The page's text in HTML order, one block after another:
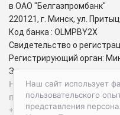
Наш сайт использует
пользовательского
представления
в ОАО "Белгазпромбанк"
220121, г. Минск, ул.
Код банка : OLMPBY2X
Свидетельство о
Регистрирующий орган:
Зарегистрирован в
Номера городских
прав потребителей:
+37517-284-39-34 –